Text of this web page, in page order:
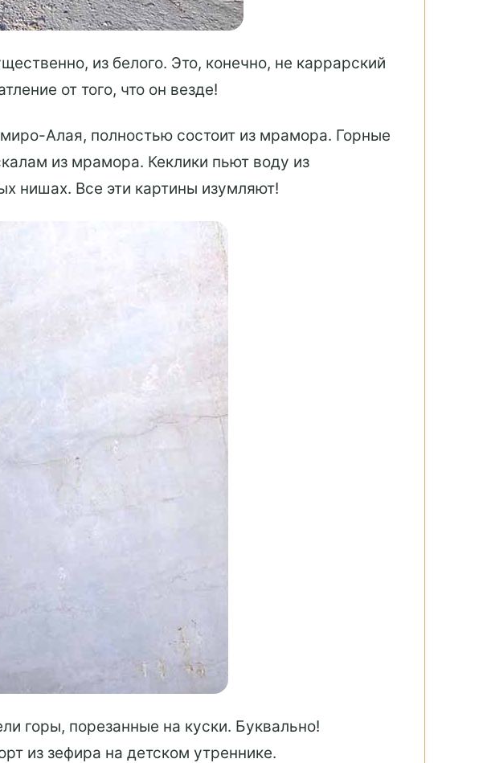
из белого. Это, конечно, не каррарский
от того, что он везде!
Алая, полностью состоит из мрамора. Горные
из мрамора. Кеклики пьют воду из
нишах. Все эти картины изумляют!
горы, порезанные на куски. Буквально!
из зефира на детском утреннике.